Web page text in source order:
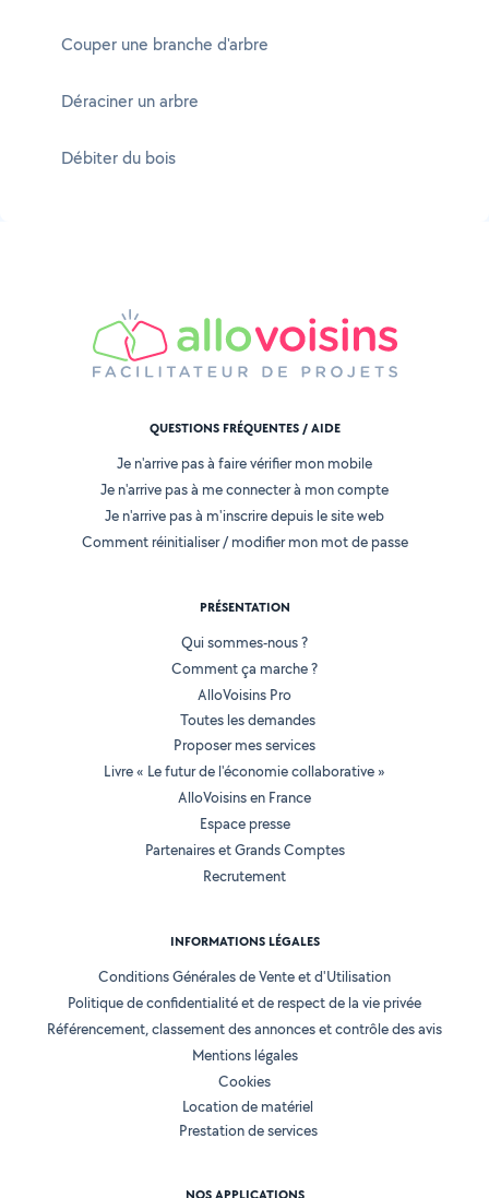
Couper une branche d'arbre
Déraciner un arbre
Débiter du bois
QUESTIONS FRÉQUENTES / AIDE
Je n'arrive pas à faire vérifier mon mobile
Je n'arrive pas à me connecter à mon compte
Je n'arrive pas à m'inscrire depuis le site web
Comment réinitialiser / modifier mon mot de passe
PRÉSENTATION
Qui sommes-nous ?
Comment ça marche ?
AlloVoisins Pro
Toutes les demandes
Proposer mes services
Livre « Le futur de l'économie collaborative »
AlloVoisins en France
Espace presse
Partenaires et Grands Comptes
Recrutement
INFORMATIONS LÉGALES
Conditions Générales de Vente et d'Utilisation
Politique de confidentialité et de respect de la vie privée
Référencement, classement des annonces et contrôle des avis
Mentions légales
Cookies
Location de matériel
Prestation de services